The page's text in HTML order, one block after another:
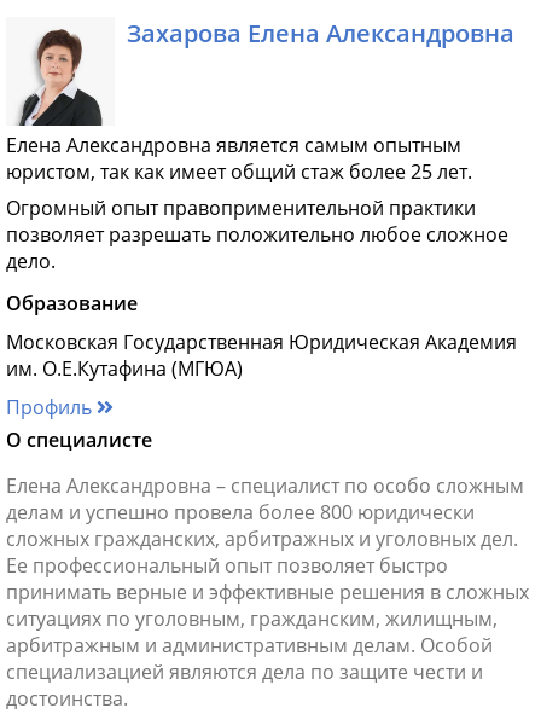
Захарова Елена Александровна
Елена Александровна является самым опытным
юристом, так как имеет общий стаж более 25 лет.
Огромный опыт правоприменительной практики
позволяет разрешать положительно любое сложное
дело.
Образование
Московская Государственная Юридическая Академия
им. О.Е.Кутафина (МГЮА)
Профиль
О специалисте
Елена Александровна – специалист по особо сложным
делам и успешно провела более 800 юридически
сложных гражданских, арбитражных и уголовных дел.
Ее профессиональный опыт позволяет быстро
принимать верные и эффективные решения в сложных
ситуациях по уголовным, гражданским, жилищным,
арбитражным и административным делам. Особой
специализацией являются дела по защите чести и
достоинства.